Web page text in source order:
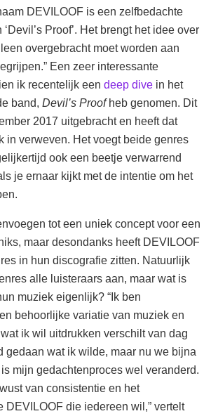
DEVILOOF is een zelfbedachte
Proof’. Het brengt het idee over
overgebracht moet worden aan
Een zeer interessante
ik recentelijk een deep dive in het
band, Devil’s Proofheb genomen. Dit
2017 uitgebracht en heeft dat
in verweven. Het voegt beide genres
ook een beetje verwarrend
je ernaar kijkt met de intentie om het
tot een uniek concept voor een
maar desondanks heeft DEVILOOF
in hun discografie zitten. Natuurlijk
alle luisteraars aan, maar wat is
muziek eigenlijk? “Ik ben
behoorlijke variatie van muziek en
ik wil uitdrukken verschilt van dag
gedaan wat ik wilde, maar nu we bijna
mijn gedachtenproces wel veranderd.
van consistentie en het
DEVILOOF die iedereen wil,” vertelt